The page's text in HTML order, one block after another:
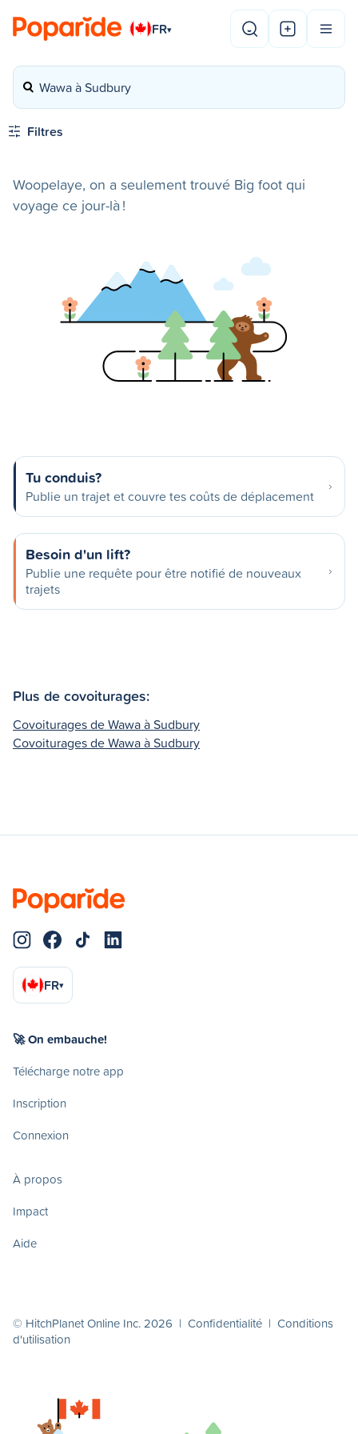
FR▾
Wawa à Sudbury
Filtres
Woopelaye, on a seulement trouvé Big foot qui
voyage ce jour-là !
Tu conduis?
Publie un trajet et couvre tes coûts de déplacement
Besoin d'un lift?
Publie une requête pour être notifié de nouveaux
trajets
Plus de covoiturages:
Covoiturages de Wawa à Sudbury
Covoiturages de Wawa à Sudbury
FR▾
🚀 On embauche!
Télécharge notre app
Inscription
Connexion
À propos
Impact
Aide
© HitchPlanet Online Inc. 2026 | Confidentialité | Conditions
d'utilisation